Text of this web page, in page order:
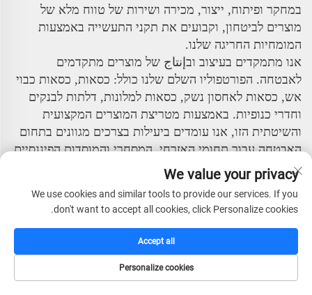
במחקר ופיתוח, ייצור, מכירה ושירות של טווח מלא של
מוצרים לביטחון, וקבועים את תקני התעשייה באמצעות
המומחיות החריגה שלנו.
אנו מתמקדים בעיצוב ובإنتاج של מוצרים מתקדמים
לאבטחה. הפורטפוליו השלם שלנו כולל: כסאות, כסאות כבוי
אש, כסאות לאחסון נשק, כסאות למלונות, דלתות לבנקים
וחדרי כנופיות. באמצעות מטריצת המוצרים המקצועית
והשיטתית הזו, אנו עומדים ביעילות בצרכים מגוונים בתחום
האבטחה עבור תחומי האזרחי, המסחרי והמוסדות הפיננסיים.
החברה מונה צוות ניהול בכיר עם חזון בינלאומי ועמדות
מקצועיות. על ידי שילוב טכנולוגיות מתקדמות מחו"ל ושיטות
ניהול, בנויה מערכת תפעול מודרנית ויעילה ביותר. פילוסופיית
הניהול המרכזית שלנו – "אינטגריטי, איכות ראשונה,
מקצועיות, יעילות והתקדמות" – משורשת בכל היבטי
פעילותינו.
יש לנו יכולת עמידה עצמאית במחקר ופיתוח וניסיון רחב ו
We value your privacy
We use cookies and similar tools to provide our services. If you
don't want to accept all cookies, click Personalize cookies.
Personalize cookies
Accept all